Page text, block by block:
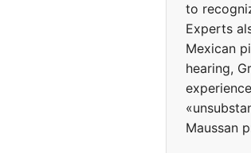
to
Experts
Mexican
hearing,
Maussan